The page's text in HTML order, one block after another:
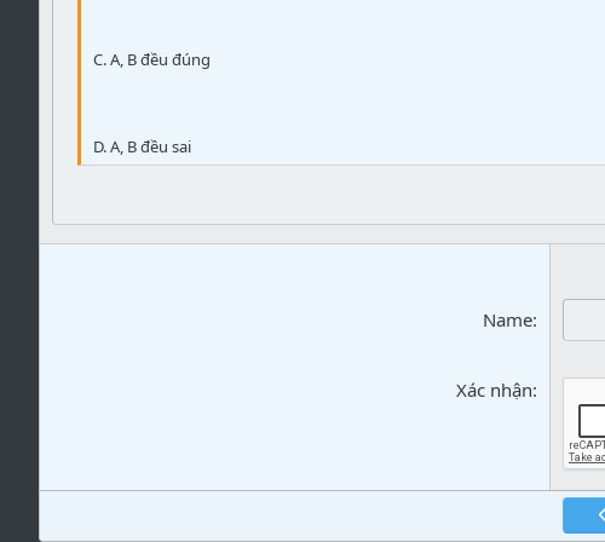
C. A, B đều đúng
D. A, B đều sai
Name
Xác nhận